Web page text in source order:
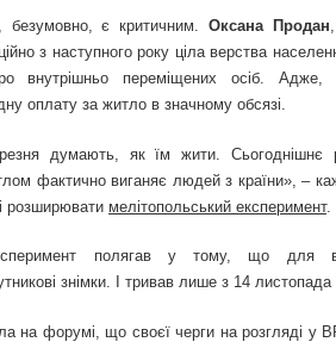
безумовно, є критичним. Оксана Продан
з наступного року ціла верства
внутрішньо переміщених осіб. Адже,
оплату за житло в значному обсязі.
думають, як їм жити. Сьогоднішнє
фактично виганяє людей з країни», –
розширювати мелітопольський експеримент.
полягав у тому, що для
знімки. І тривав лише з 14
на форумі, що своєї черги на розгляді у